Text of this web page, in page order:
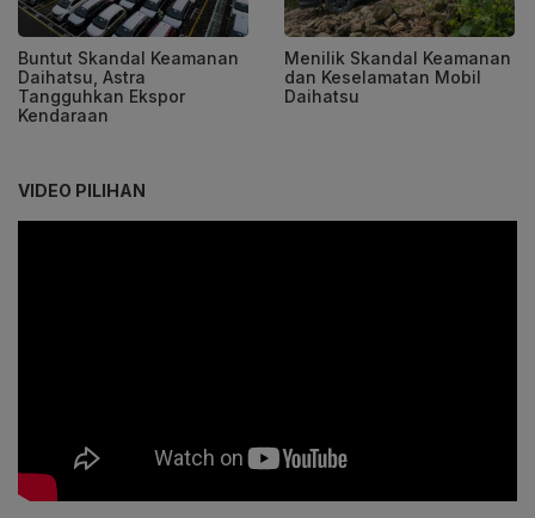
Buntut Skandal Keamanan
Daihatsu, Astra
Tangguhkan Ekspor
Kendaraan
Menilik Skandal Keamanan
dan Keselamatan Mobil
Daihatsu
VIDEO PILIHAN